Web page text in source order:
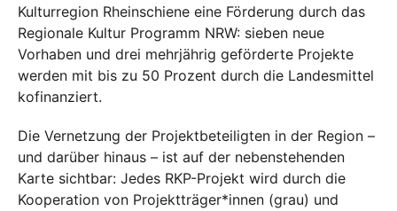
Kulturregion Rheinschiene eine Förderung durch das
Regionale Kultur Programm NRW: sieben neue
Vorhaben und drei mehrjährig geförderte Projekte
werden mit bis zu 50 Prozent durch die Landesmittel
kofinanziert.
Die Vernetzung der Projektbeteiligten in der Region –
und darüber hinaus – ist auf der nebenstehenden
Karte sichtbar: Jedes RKP-Projekt wird durch die
Kooperation von Projektträger*innen (grau) und